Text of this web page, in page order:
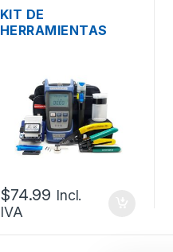
KIT DE
HERRAMIENTAS
OPTICA DE 10
PIEZAS
$74.99 Incl.
IVA